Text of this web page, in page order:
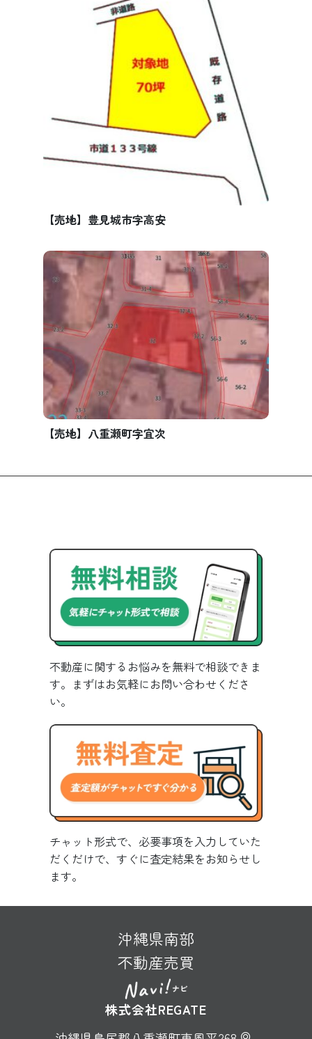
【売地】豊見城市字高安
【売地】八重瀬町字宜次
不動産に関するお悩みを無料で相談できま
す。まずはお気軽にお問い合わせくださ
い。
チャット形式で、必要事項を入力していた
だくだけで、すぐに査定結果をお知らせし
ます。
沖縄県南部
不動産売買
株式会社REGATE